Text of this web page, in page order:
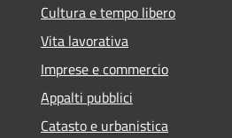
Cultura e tempo libero
Vita lavorativa
Imprese e commercio
Appalti pubblici
Catasto e urbanistica